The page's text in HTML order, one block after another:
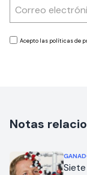
Acepto las políticas de
Notas